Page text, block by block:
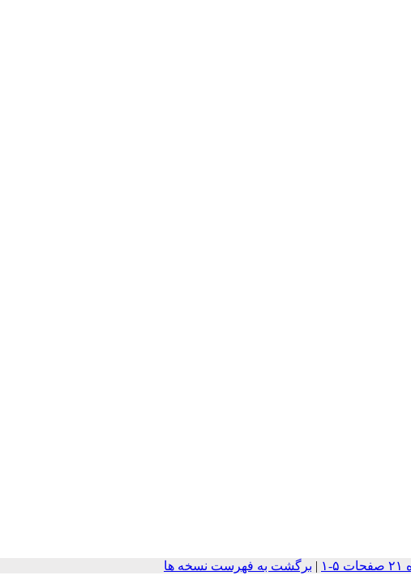
| برگشت به فهرست نسخه ها